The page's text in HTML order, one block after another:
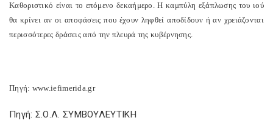
Καθοριστικό είναι το επόμενο δεκαήμερο. Η καμπύλη εξάπλωσης του ιού
θα κρίνει αν οι αποφάσεις που έχουν ληφθεί αποδίδουν ή αν χρειάζονται
περισσότερες δράσεις από την πλευρά της κυβέρνησης.
Πηγή: www.iefimerida.gr
Πηγή: Σ.Ο.Λ. ΣΥΜΒΟΥΛΕΥΤΙΚΗ